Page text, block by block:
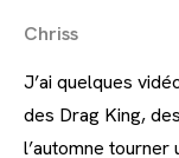
Chriss
J’ai quelques
des Drag King,
l’automne tourner